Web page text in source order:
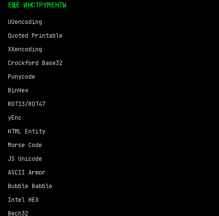
ЕЩЁ ИНСТРУМЕНТЫ
UUencoding
Quoted Printable
XXencoding
Crockford Base32
Punycode
BinHex
ROT13/ROT47
yEnc
HTML Entity
Morse Code
JS Unicode
ASCII Armor
Bubble Babble
Intel HEX
Bech32